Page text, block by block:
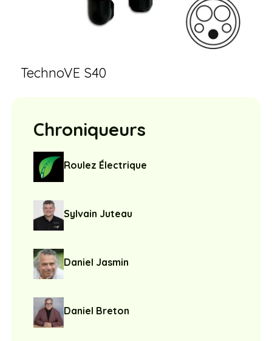
TechnoVE S40
Chroniqueurs
Roulez Électrique
Sylvain Juteau
Daniel Jasmin
Daniel Breton